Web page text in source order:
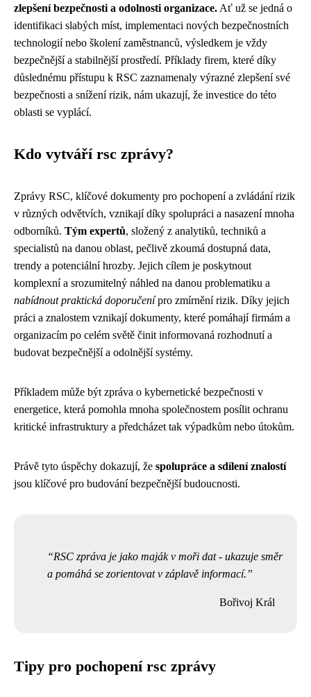
zlepšení bezpečnosti a odolnosti organizace. Ať už se jedná o
identifikaci slabých míst, implementaci nových bezpečnostních
technologií nebo školení zaměstnanců, výsledkem je vždy
bezpečnější a stabilnější prostředí. Příklady firem, které díky
důslednému přístupu k RSC zaznamenaly výrazné zlepšení své
bezpečnosti a snížení rizik, nám ukazují, že investice do této
oblasti se vyplácí.
Kdo vytváří rsc zprávy?
Zprávy RSC, klíčové dokumenty pro pochopení a zvládání rizik
v různých odvětvích, vznikají díky spolupráci a nasazení mnoha
odborníků. Tým expertů, složený z analytiků, techniků a
specialistů na danou oblast, pečlivě zkoumá dostupná data,
trendy a potenciální hrozby. Jejich cílem je poskytnout
komplexní a srozumitelný náhled na danou problematiku a
nabídnout praktická doporučenípro zmírnění rizik. Díky jejich
práci a znalostem vznikají dokumenty, které pomáhají firmám a
organizacím po celém světě činit informovaná rozhodnutí a
budovat bezpečnější a odolnější systémy.
Příkladem může být zpráva o kybernetické bezpečnosti v
energetice, která pomohla mnoha společnostem posílit ochranu
kritické infrastruktury a předcházet tak výpadkům nebo útokům.
Právě tyto úspěchy dokazují, že spolupráce a sdílení znalostí
jsou klíčové pro budování bezpečnější budoucnosti.
RSC zpráva je jako maják v moři dat - ukazuje směr
a pomáhá se zorientovat v záplavě informací.
Bořivoj Král
Tipy pro pochopení rsc zprávy